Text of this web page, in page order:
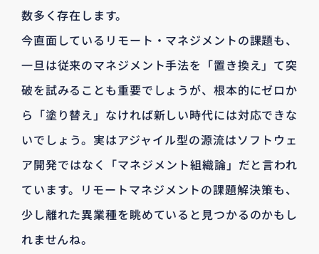
数多く存在します。
今直面しているリモート・マネジメントの課題も、
一旦は従来のマネジメント手法を「置き換え」て突
破を試みることも重要でしょうが、根本的にゼロか
ら「塗り替え」なければ新しい時代には対応できな
いでしょう。実はアジャイル型の源流はソフトウェ
ア開発ではなく「マネジメント組織論」だと言われ
ています。リモートマネジメントの課題解決策も、
少し離れた異業種を眺めていると見つかるのかもし
れませんね。